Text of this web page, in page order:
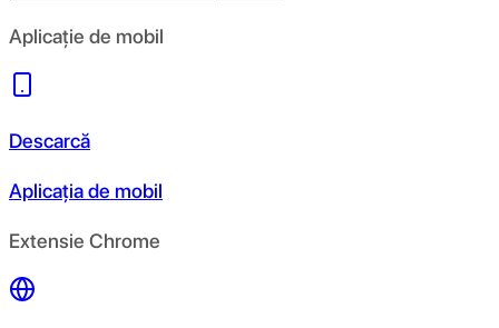
Aplicație de mobil
Descarcă
Aplicația de mobil
Extensie Chrome